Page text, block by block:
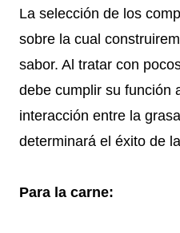
La selección de los
sobre la cual
sabor. Al tratar con
debe cumplir su función
interacción entre la
determinará el éxito de
Para la carne: